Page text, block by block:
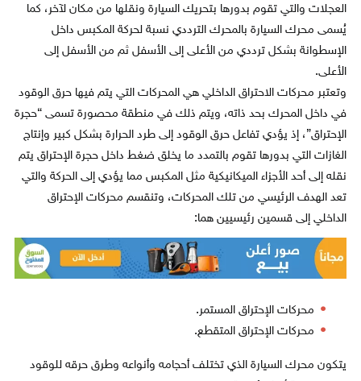
العجلات والتي تقوم بدورها بتحريك السيارة ونقلها من مكان لآخر، كما
يُسمى محرك السيارة بالمحرك الترددي نسبة لحركة المكبس داخل
الإسطوانة بشكل ترددي من الأعلى إلى الأسفل ثم من الأسفل إلى
الأعلى.
وتعتبر محركات الاحتراق الداخلي هي المحركات التي يتم فيها حرق الوقود
في داخل المحرك بحد ذاته، ويتم ذلك في منطقة محصورة تسمى “حجرة
الإحتراق”، إذ يؤدي تفاعل حرق الوقود إلى طرد الحرارة بشكل كبير وإنتاج
الغازات التي بدورها تقوم بالتمدد ما يخلق ضغط داخل حجرة الإحتراق يتم
نقله إلى أحد الأجزاء الميكانيكية مثل المكبس مما يؤدي إلى الحركة والتي
تعد الهدف الرئيسي من تلك المحركات، وتنقسم محركات الإحتراق
الداخلي إلى قسمين رئيسيين هما:
محركات الإحتراق المستمر.
محركات الإحتراق المتقطع.
يتكون محرك السيارة الذي تختلف أحجامه وأنواعه وطرق حرقه للوقود